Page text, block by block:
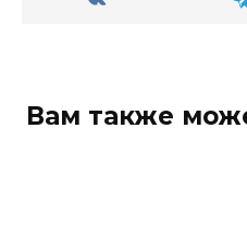
Вам также